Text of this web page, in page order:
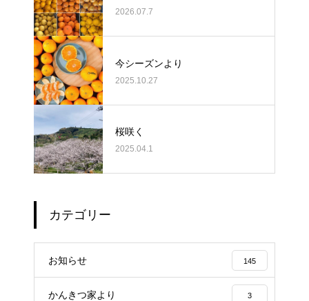
2026.07.7
今シーズンより
2025.10.27
桜咲く
2025.04.1
カテゴリー
お知らせ 145
かんきつ家より 3